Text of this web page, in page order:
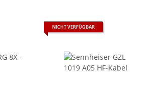
NICHT VERFÜGBAR